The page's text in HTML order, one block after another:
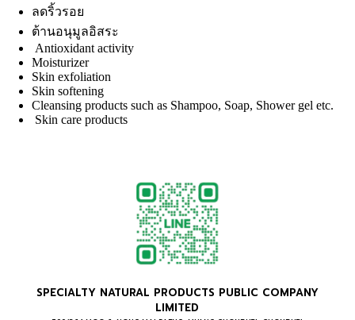
ลดริ้วรอย
ต้านอนุมูลอิสระ
Antioxidant activity
Moisturizer
Skin exfoliation
Skin softening
Cleansing products such as Shampoo, Soap, Shower gel etc.
Skin care products
SPECIALTY NATURAL PRODUCTS PUBLIC COMPANY
LIMITED